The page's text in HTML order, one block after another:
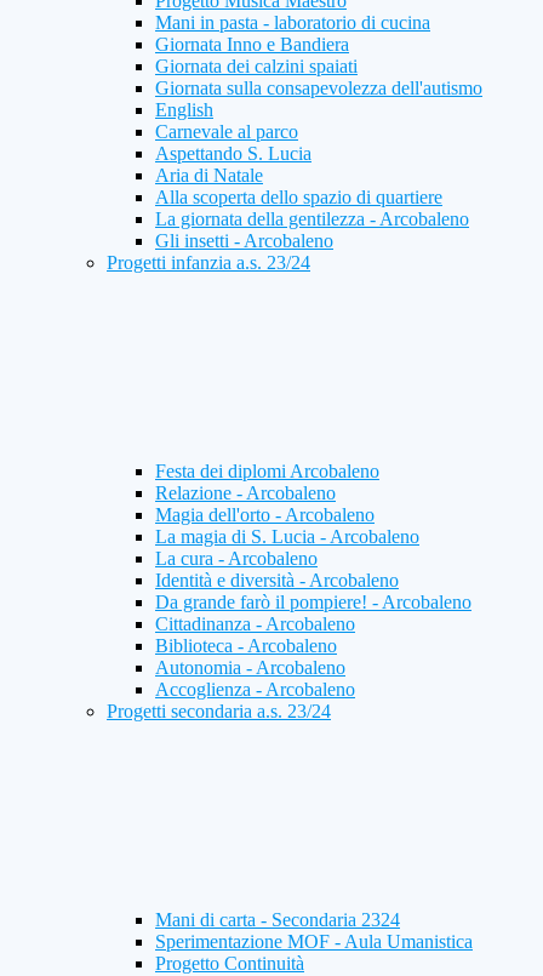
Mani in pasta - laboratorio di cucina
Giornata Inno e Bandiera
Giornata dei calzini spaiati
Giornata sulla consapevolezza dell'autismo
English
Carnevale al parco
Aspettando S. Lucia
Aria di Natale
Alla scoperta dello spazio di quartiere
La giornata della gentilezza - Arcobaleno
Gli insetti - Arcobaleno
Progetti infanzia a.s. 23/24
Festa dei diplomi Arcobaleno
Relazione - Arcobaleno
Magia dell'orto - Arcobaleno
La magia di S. Lucia - Arcobaleno
La cura - Arcobaleno
Identità e diversità - Arcobaleno
Da grande farò il pompiere! - Arcobaleno
Cittadinanza - Arcobaleno
Biblioteca - Arcobaleno
Autonomia - Arcobaleno
Accoglienza - Arcobaleno
Progetti secondaria a.s. 23/24
Mani di carta - Secondaria 2324
Sperimentazione MOF - Aula Umanistica
Progetto Continuità